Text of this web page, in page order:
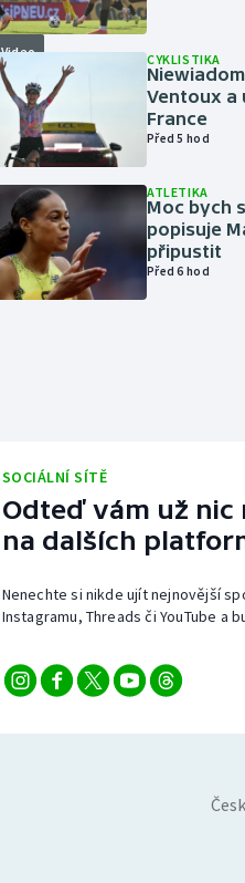
Video CYKLISTIKA
Ventoux a
France
Před 5 hod
ATLETIKA
Moc bych
popisuje
připustit
Před 6 hod
SOCIÁLNÍ SÍTĚ
Odteď vám už nic
na dalších
Nenechte si nikde ujít nejnovější
Instagramu, Threads či YouTube a